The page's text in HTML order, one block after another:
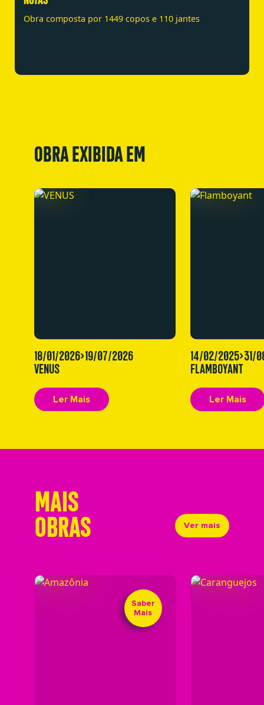
Obra composta por 1449 copos e 110 jantes
OBRA EXIBIDA EM
18/01/2026>19/07/2026
VENUS
Ler Mais
14/02/2025>31/
FLAMBOYANT
Ler Mais
MAIS
OBRAS Ver mais
Saber
Mais